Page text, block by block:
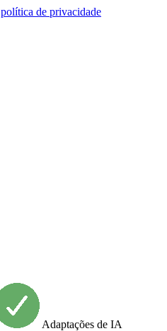
política de privacidade
Adaptações de IA